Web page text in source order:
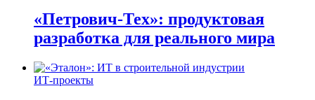
«Петрович-Тех»: продуктовая
разработка для реального мира
ИТ-проекты